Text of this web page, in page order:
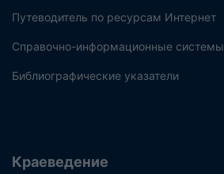
Путеводитель по ресурсам Интернет
Справочно-информационные системы
Библиографические указатели
Краеведение